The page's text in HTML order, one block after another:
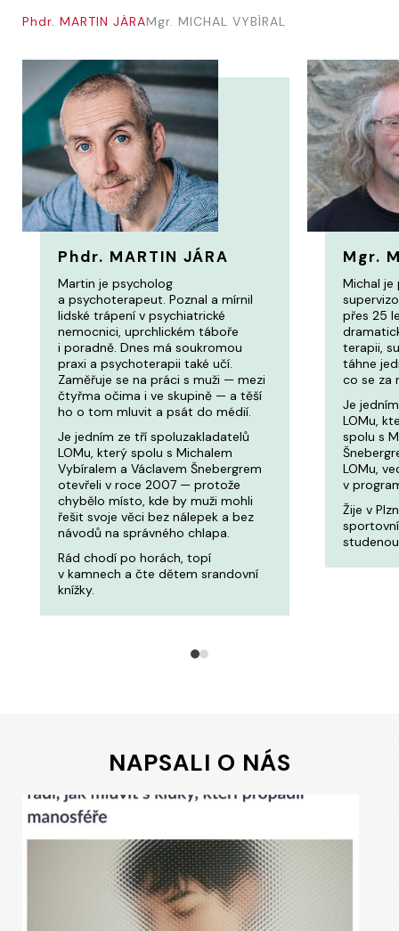
Phdr. MARTIN JÁRAMgr. MICHAL VYBÍRAL
Phdr. MARTIN JÁRA
Martin je psycholog
a psychoterapeut. Poznal a mírnil
lidské trápení v psychiatrické
nemocnici, uprchlickém táboře
i poradně. Dnes má soukromou
praxi a psychoterapii také učí.
Zaměřuje se na práci s muži — mezi
čtyřma očima i ve skupině — a těší
ho o tom mluvit a psát do médií.
Je jedním ze tří spoluzakladatelů
LOMu, který spolu s Michalem
Vybíralem a Václavem Šnebergrem
otevřeli v roce 2007 — protože
chybělo místo, kde by muži mohli
řešit svoje věci bez nálepek a bez
návodů na správného chlapa.
Rád chodí po horách, topí
v kamnech a čte dětem srandovní
knížky.
Mgr.
Michal
přes 25
terapii,
táhne
co se za
Je
LOMu,
spolu s
LOMu,
v
Žije v
NAPSALI O NÁS